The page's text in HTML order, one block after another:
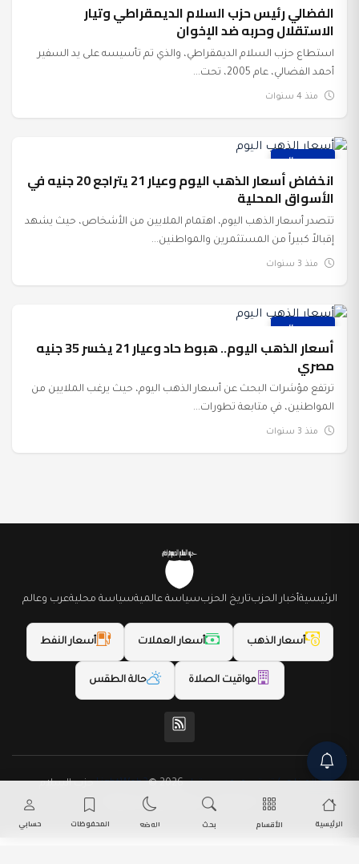
أخبار الحزب
الفضالي رئيس حزب السلام الديمقراطي وتيار
الاستقلال وحربه ضد الإخوان
استطاع حزب السلام الديمقراطي، والذي تم تأسيسه على يد السفير
أحمد الفضالي، عام 2005، تحت...
منذ 4 سنوات
عرب وعالم
انخفاض أسعار الذهب اليوم وعيار 21 يتراجع 20 جنيه في
الأسواق المحلية
تتصدر أسعار الذهب اليوم، اهتمام الملايين من الأشخاص، حيث يشهد
إقبالاً كبيراً من المستثمرين والمواطنين...
منذ 3 سنوات
عرب وعالم
أسعار الذهب اليوم.. هبوط حاد وعيار 21 يخسر 35 جنيه
مصري
ترتفع مؤشرات البحث عن أسعار الذهب اليوم، حيث يرغب الملايين من
المواطنين، في متابعة تطورات...
منذ 3 سنوات
الرئيسيةأخبار الحزبتاريخ الحزبسياسة عالميةسياسة محليةعرب وعالم
أسعار الذهب أسعار العملات أسعار النفط
مواقيت الصلاة حالة الطقس
(المظهر) تم تصميمه من قِبل LightWeb2
© 2026 حزب السلام
الديمقراطي. جميع الحقوق محفوظة.
الرئيسية الأقسام بحث الوضع المحفوظات حسابي